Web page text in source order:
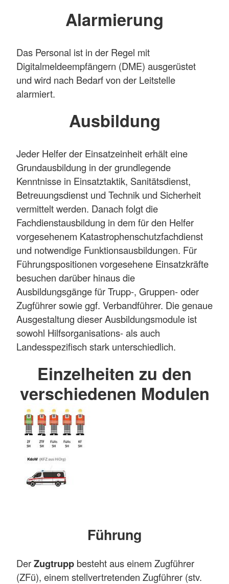
Alarmierung
Das Personal ist in der Regel mit
Digitalmeldeempfängern (DME) ausgerüstet
und wird nach Bedarf von der Leitstelle
alarmiert.
Ausbildung
Jeder Helfer der Einsatzeinheit erhält eine
Grundausbildung in der grundlegende
Kenntnisse in Einsatztaktik, Sanitätsdienst,
Betreuungsdienst und Technik und Sicherheit
vermittelt werden. Danach folgt die
Fachdienstausbildung in dem für den Helfer
vorgesehenem Katastrophenschutzfachdienst
und notwendige Funktionsausbildungen. Für
Führungspositionen vorgesehene Einsatzkräfte
besuchen darüber hinaus die
Ausbildungsgänge für Trupp-, Gruppen- oder
Zugführer sowie ggf. Verbandführer. Die genaue
Ausgestaltung dieser Ausbildungsmodule ist
sowohl Hilfsorganisations- als auch
Landesspezifisch stark unterschiedlich.
Einzelheiten zu den
verschiedenen Modulen
Führung
DerZugtrupp besteht aus einem Zugführer
(ZFü), einem stellvertretenden Zugführer (stv.